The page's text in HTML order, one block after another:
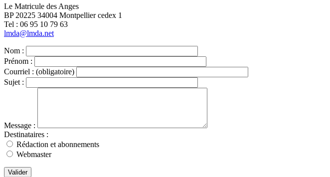
Le Matricule des Anges
BP 20225 34004 Montpellier cedex 1
Tel : ‭06 95 10 79 63
lmda@lmda.net
Nom :
Prénom :
Courriel : (obligatoire)
Sujet :
Message :
Destinataires :
Rédaction et abonnements
Webmaster
Valider